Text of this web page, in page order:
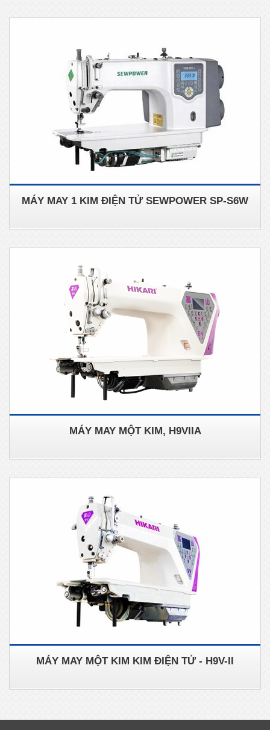
MÁY MAY 1 KIM ĐIỆN TỬ SEWPOWER SP-S6W
MÁY MAY MỘT KIM, H9VIIA
MÁY MAY MỘT KIM KIM ĐIỆN TỬ - H9V-II